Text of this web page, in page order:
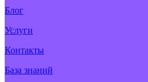
Блог
Услуги
Контакты
База знаний